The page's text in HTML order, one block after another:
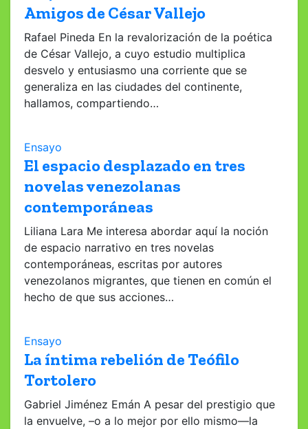
Amigos de César Vallejo
Rafael Pineda En la revalorización de la poética
de César Vallejo, a cuyo estudio multiplica
desvelo y entusiasmo una corriente que se
generaliza en las ciudades del continente,
hallamos, compartiendo…
Ensayo
El espacio desplazado en tres
novelas venezolanas
contemporáneas
Liliana Lara Me interesa abordar aquí la noción
de espacio narrativo en tres novelas
contemporáneas, escritas por autores
venezolanos migrantes, que tienen en común el
hecho de que sus acciones…
Ensayo
La íntima rebelión de Teófilo
Tortolero
Gabriel Jiménez Emán A pesar del prestigio que
la envuelve, –o a lo mejor por ello mismo—la